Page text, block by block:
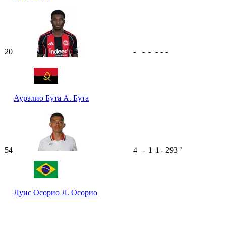
20
Аурэлио Бута А. Бута
- - - - - -
54
Луис Осорио Л. Осорио
4 - 1 1 - 293 ʼ